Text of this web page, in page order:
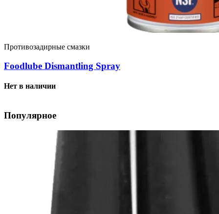
Противозадирные смазки
Foodlube Dismantling Spray
Нет в наличии
Популярное